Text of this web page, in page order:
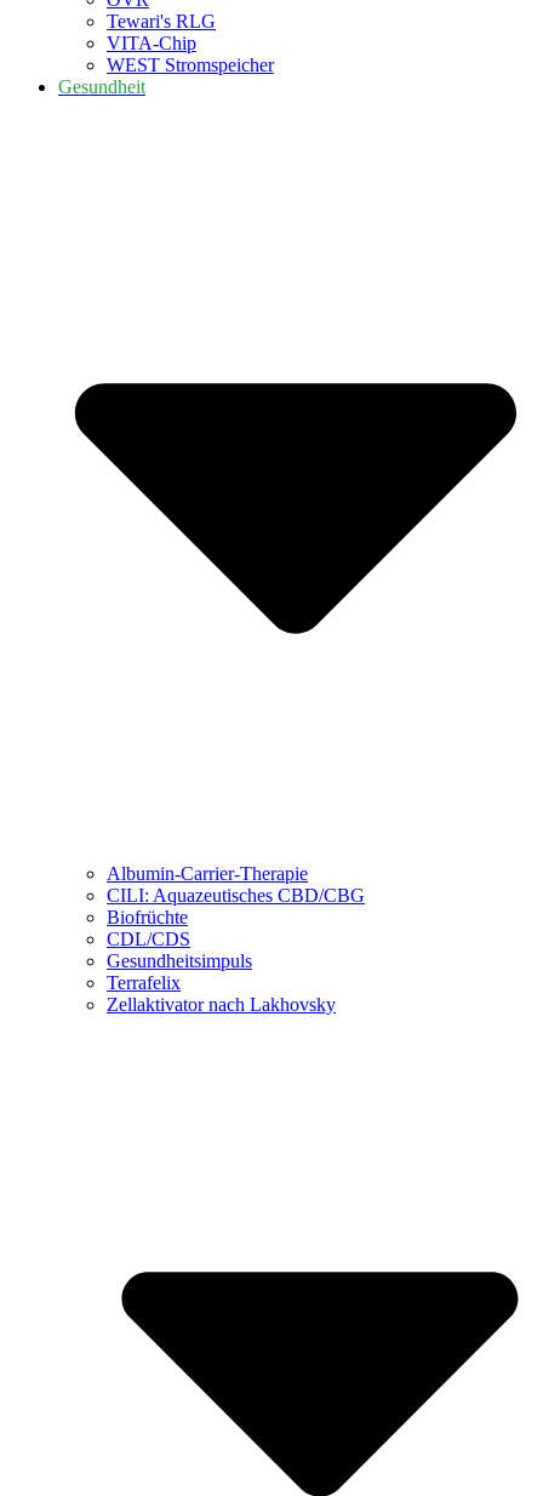
Tewari's RLG
VITA-Chip
WEST Stromspeicher
Gesundheit
Albumin-Carrier-Therapie
CILI: Aquazeutisches CBD/CBG
Biofrüchte
CDL/CDS
Gesundheitsimpuls
Terrafelix
Zellaktivator nach Lakhovsky